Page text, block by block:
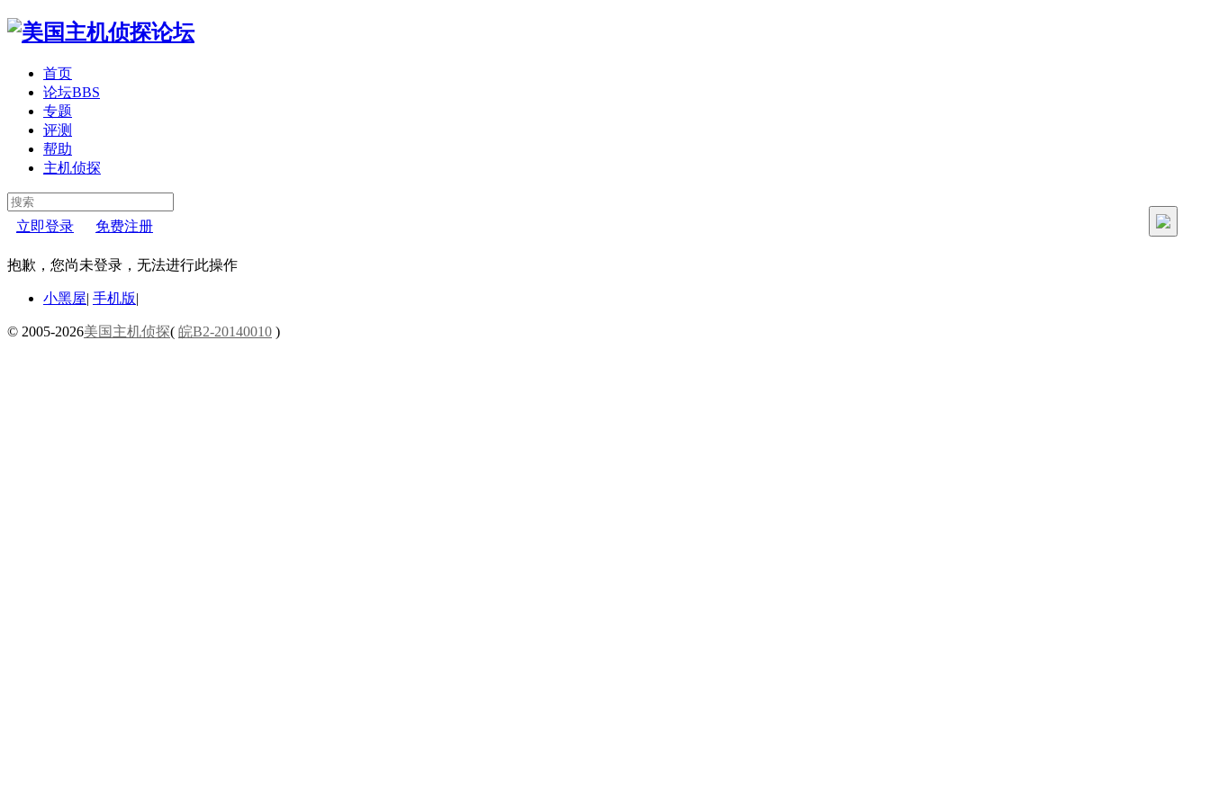
首页
论坛BBS
专题
评测
帮助
主机侦探
立即登录 免费注册
抱歉，您尚未登录，无法进行此操作
小黑屋| 手机版|
© 2005-2026美国主机侦探( 皖B2-20140010 )